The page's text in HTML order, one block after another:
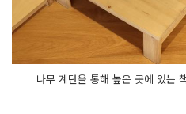
나무 계단을 통해 높은 곳에 있는